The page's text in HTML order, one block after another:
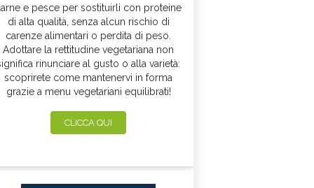
e pesce per sostituirli con proteine
di alta qualità, senza alcun rischio di
carenze alimentari o perdita di peso.
Adottare la rettitudine vegetariana non
rinunciare al gusto o alla varietà:
scoprirete come mantenervi in forma
grazie a menu vegetariani equilibrati!
CLICCA QUI